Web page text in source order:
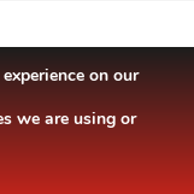
on our
we are using or